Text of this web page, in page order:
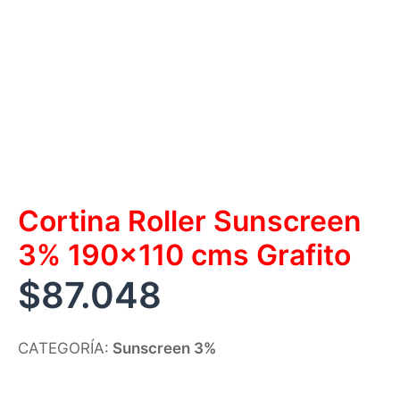
Cortina Roller Sunscreen
3% 190×110 cms Grafito
$87.048
CATEGORÍA: Sunscreen 3%